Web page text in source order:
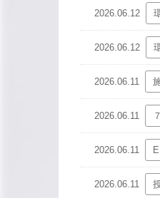
2026.06.12
2026.06.12
2026.06.11
2026.06.11
2026.06.11
2026.06.11